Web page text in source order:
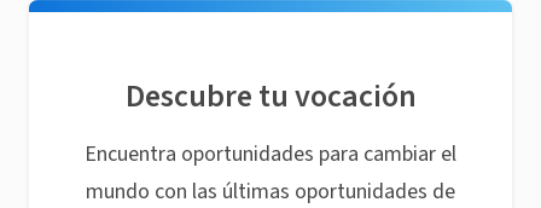
Descubre tu vocación
Encuentra oportunidades para cambiar el
mundo con las últimas oportunidades de